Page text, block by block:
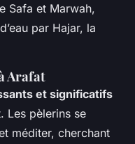
Safa et Marwah,
par Hajar, la
Arafat
et significatifs
Les pèlerins se
méditer, cherchant